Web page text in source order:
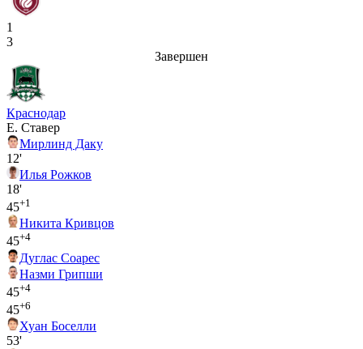
1
3
Завершен
Краснодар
Е. Ставер
Мирлинд Даку
12'
Илья Рожков
18'
45+1
Никита Кривцов
45+4
Дуглас Соарес
Назми Грипши
45+4
45+6
Хуан Боселли
53'